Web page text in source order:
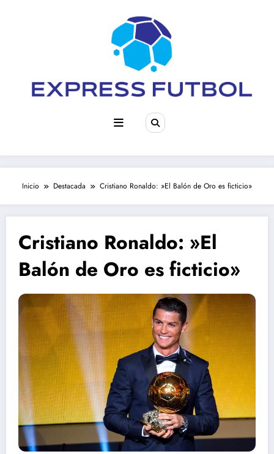
Inicio Destacada Cristiano Ronaldo: »El Balón de Oro es ficticio»
Cristiano Ronaldo: »El
Balón de Oro es ficticio»